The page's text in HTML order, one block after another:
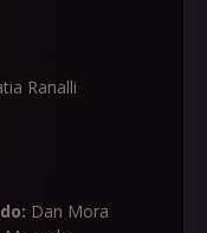
Ranalli
Dan Mora